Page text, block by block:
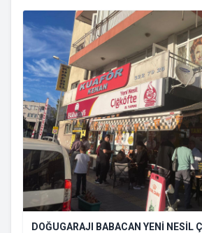
DOĞUGARAJI BABACAN YENİ NESİL